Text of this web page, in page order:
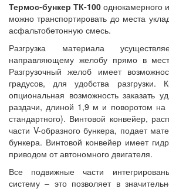
Термос-бункер ТК-100 однокамерного
можно транспортировать до места
асфальтобетонную смесь.
Разгрузка материала
направляющему желобу прямо в
Разгрузочный желоб имеет
градусов, для удобства разгрузки.
опциональная возможность заказать
раздачи, длиной 1,9 м и поворотом на
стандартного). Винтовой конвейер,
части V-образного бункера, подает
бункера. Винтовой конвейер имеет
приводом от автономного двигателя.
Все подвижные части
систему – это позволяет в